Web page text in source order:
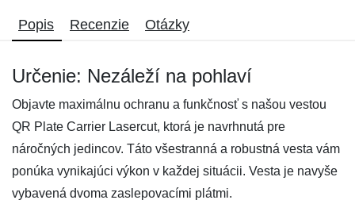
Popis Recenzie Otázky
Určenie: Nezáleží na pohlaví
Objavte maximálnu ochranu a funkčnosť s našou vestou
QR Plate Carrier Lasercut, ktorá je navrhnutá pre
náročných jedincov. Táto všestranná a robustná vesta vám
ponúka vynikajúci výkon v každej situácii. Vesta je navyše
vybavená dvoma zaslepovacími plátmi.